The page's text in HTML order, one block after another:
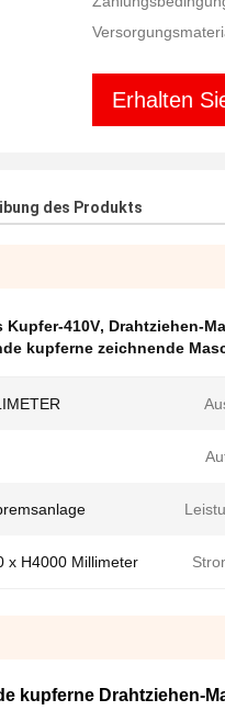
Erhalten
des Produkts
Kupfer-410V, Drahtziehen-
kupferne zeichnende
x H4000 Millimeter
kupferne Drahtziehen-